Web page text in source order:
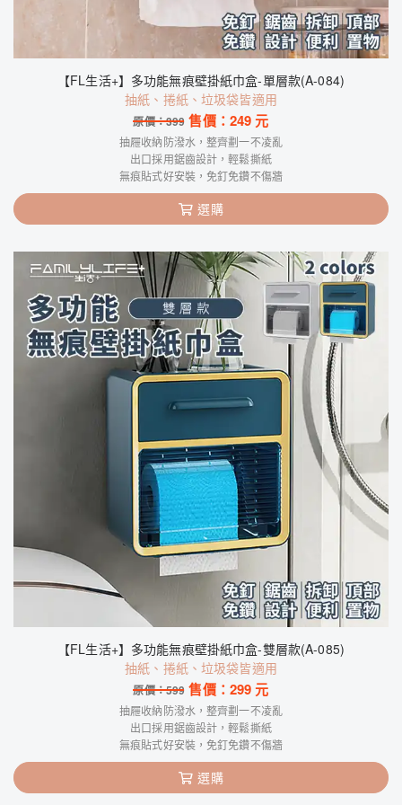
【FL生活+】多功能無痕壁掛紙巾盒-單層款(A-084)
抽紙、捲紙、垃圾袋皆適用
原價：399 售價： 249元
抽屜收納防潑水，整齊劃一不凌亂
出口採用鋸齒設計，輕鬆撕紙
無痕貼式好安裝，免釘免鑽不傷牆
選購
【FL生活+】多功能無痕壁掛紙巾盒-雙層款(A-085)
抽紙、捲紙、垃圾袋皆適用
原價：599 售價： 299元
抽屜收納防潑水，整齊劃一不凌亂
出口採用鋸齒設計，輕鬆撕紙
無痕貼式好安裝，免釘免鑽不傷牆
選購